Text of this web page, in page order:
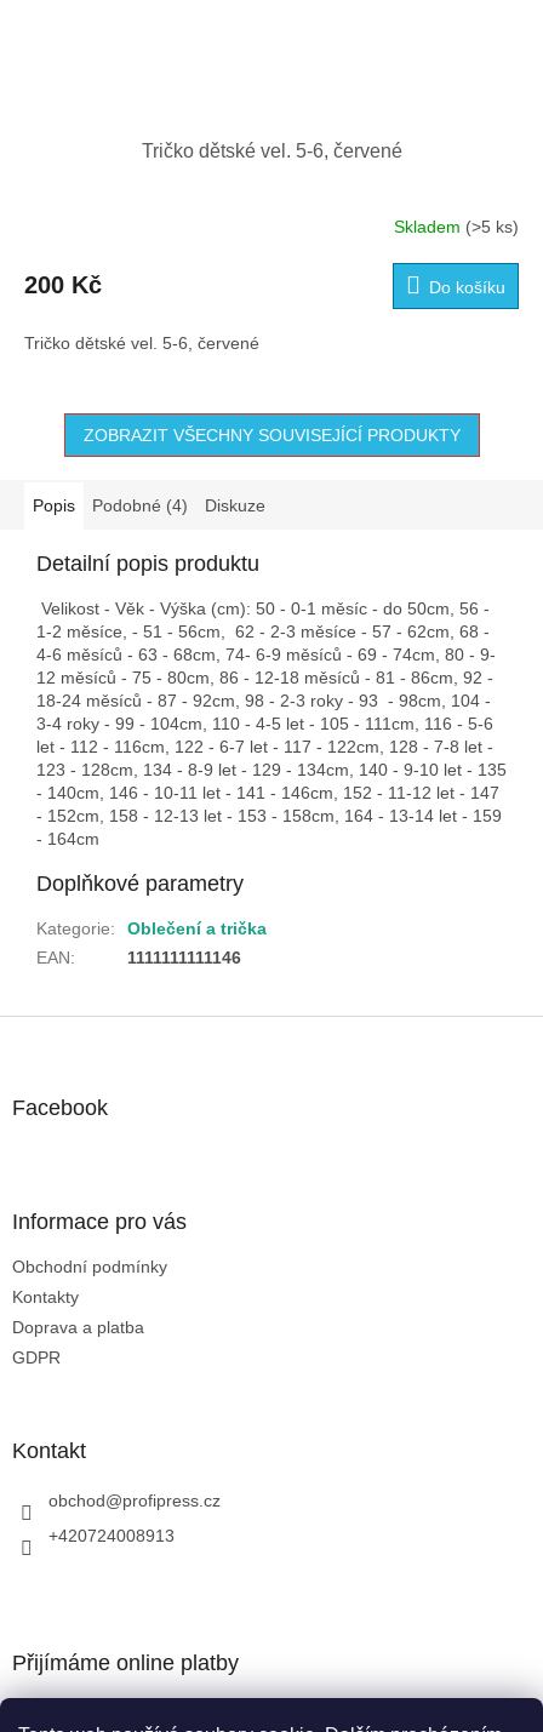
Tričko dětské vel. 5-6, červené
Skladem (>5 ks)
200 Kč Do košíku
Tričko dětské vel. 5-6, červené
ZOBRAZIT VŠECHNY SOUVISEJÍCÍ PRODUKTY
Popis Podobné (4) Diskuze
Detailní popis produktu
Velikost - Věk - Výška (cm): 50 - 0-1 měsíc - do 50cm, 56 -
1-2 měsíce, - 51 - 56cm, 62 - 2-3 měsíce - 57 - 62cm, 68 -
4-6 měsíců - 63 - 68cm, 74- 6-9 měsíců - 69 - 74cm, 80 - 9-
12 měsíců - 75 - 80cm, 86 - 12-18 měsíců - 81 - 86cm, 92 -
18-24 měsíců - 87 - 92cm, 98 - 2-3 roky - 93 - 98cm, 104 -
3-4 roky - 99 - 104cm, 110 - 4-5 let - 105 - 111cm, 116 - 5-6
let - 112 - 116cm, 122 - 6-7 let - 117 - 122cm, 128 - 7-8 let -
123 - 128cm, 134 - 8-9 let - 129 - 134cm, 140 - 9-10 let - 135
- 140cm, 146 - 10-11 let - 141 - 146cm, 152 - 11-12 let - 147
- 152cm, 158 - 12-13 let - 153 - 158cm, 164 - 13-14 let - 159
- 164cm
Doplňkové parametry
Kategorie:
Oblečení a trička
EAN: 1111111111146
Facebook
Informace pro vás
Obchodní podmínky
Kontakty
Doprava a platba
GDPR
Kontakt
obchod@profipress.cz
+420724008913
Přijímáme online platby